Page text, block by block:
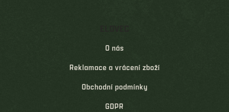
O nás
Reklamace a vrácení zboží
Obchodní podmínky
GDPR